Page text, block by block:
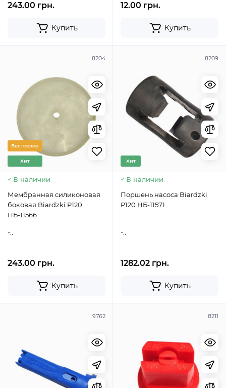
243.00 грн.
Купить
12.00 грн.
Купить
8204
Бестселер
Хит
В наличии
Мембранная силиконовая
боковая Biardzki P120
НБ-11566
-..
243.00 грн.
Купить
8209
Хит
В наличии
Поршень насоса Biardzki
P120 НБ-11571
-..
1282.02 грн.
Купить
9762 8211